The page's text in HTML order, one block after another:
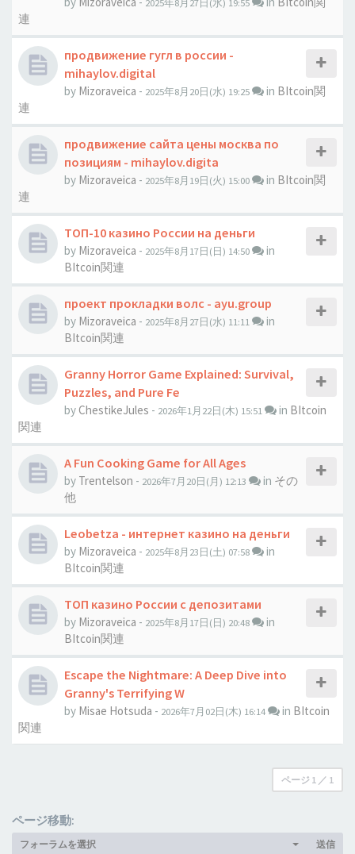
連
продвижение гугл в россии -
mihaylov.digital
by Mizoraveica - 2025年8月20日(水) 19:25 in BItcoin関
連
продвижение сайта цены москва по
позициям - mihaylov.digita
by Mizoraveica - 2025年8月19日(火) 15:00 in BItcoin関
連
ТОП-10 казино России на деньги
by Mizoraveica - 2025年8月17日(日) 14:50
in
BItcoin関連
проект прокладки волс - ayu.group
by Mizoraveica - 2025年8月27日(水) 11:11
in
BItcoin関連
Granny Horror Game Explained: Survival,
Puzzles, and Pure Fe
byChestikeJules - 2026年1月22日(木) 15:51 in BItcoin
関連
A Fun Cooking Game for All Ages
by Trentelson - 2026年7月20日(月) 12:13 in その
他
Leobetza - интернет казино на деньги
by Mizoraveica - 2025年8月23日(土) 07:58
in
BItcoin関連
ТОП казино России с депозитами
by Mizoraveica - 2025年8月17日(日) 20:48
in
BItcoin関連
Escape the Nightmare: A Deep Dive into
Granny's Terrifying W
by Misae Hotsuda - 2026年7月02日(木) 16:14 in BItcoin
関連
ページ 1 ／ 1
ページ移動:
フォーラムを選択 送信